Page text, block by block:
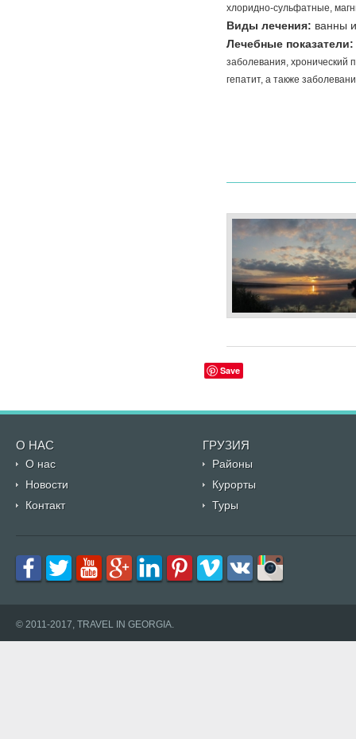
хлоридно-сульфатные,
Виды лечения: ванны
Лечебные показатели:
заболевания, хронический
гепатит, а также
Save
О НАС ГРУЗИЯ
О нас
Районы
Новости
Курорты
Контакт
Туры
© 2011-2017, TRAVEL IN GEORGIA.